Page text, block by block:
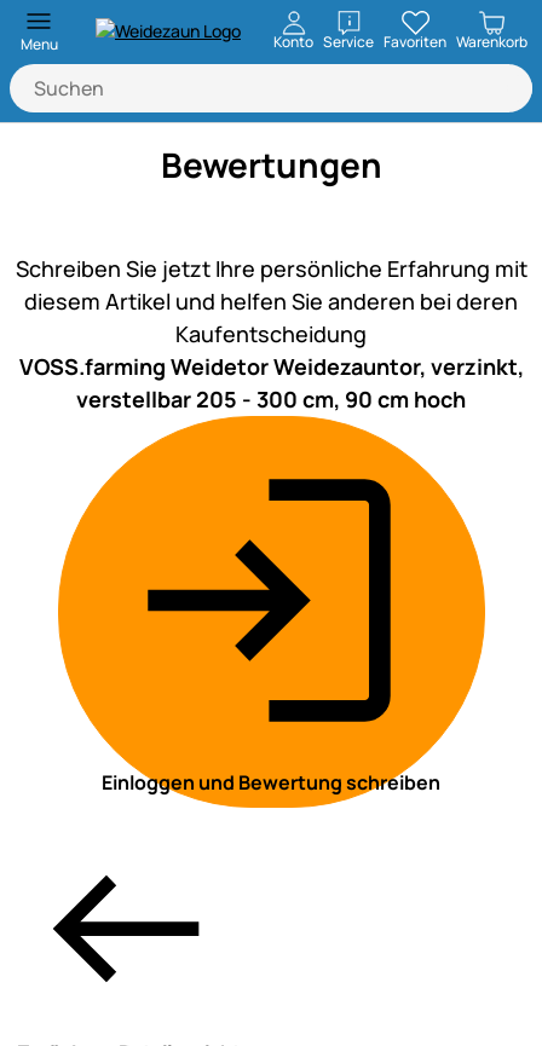
Menu Konto ServiceöffnenFavoriten Warenkorb
Bewertungen
Schreiben Sie jetzt Ihre persönliche Erfahrung mit
diesem Artikel und helfen Sie anderen bei deren
Kaufentscheidung
VOSS.farming Weidetor Weidezauntor, verzinkt,
verstellbar 205 - 300 cm, 90 cm hoch
Einloggen und Bewertung schreiben